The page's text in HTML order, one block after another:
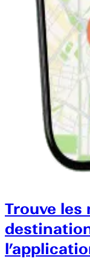
Trouve les